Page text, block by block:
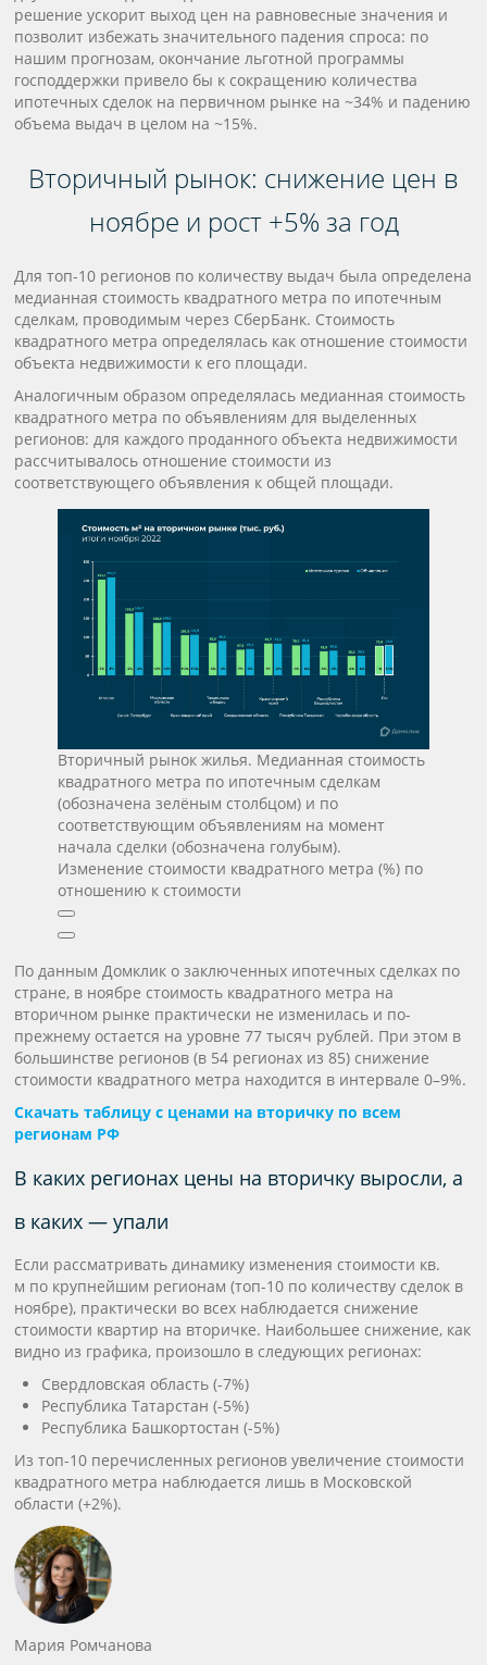
решение ускорит выход цен на равновесные значения и
позволит избежать значительного падения спроса: по
нашим прогнозам, окончание льготной программы
господдержки привело бы к сокращению количества
ипотечных сделок на первичном рынке на ~34% и падению
объема выдач в целом на ~15%.
Вторичный рынок: снижение цен в
ноябре и рост +5% за год
Для топ-10 регионов по количеству выдач была определена
медианная стоимость квадратного метра по ипотечным
сделкам, проводимым через СберБанк. Стоимость
квадратного метра определялась как отношение стоимости
объекта недвижимости к его площади.
Аналогичным образом определялась медианная стоимость
квадратного метра по объявлениям для выделенных
регионов: для каждого проданного объекта недвижимости
рассчитывалось отношение стоимости из
соответствующего объявления к общей площади.
Вторичный рынок жилья. Медианная стоимость
квадратного метра по ипотечным сделкам
(обозначена зелёным столбцом) и по
соответствующим объявлениям на момент
начала сделки (обозначена голубым).
Изменение стоимости квадратного метра (%) по
отношению к стоимости
По данным Домклик о заключенных ипотечных сделках по
стране, в ноябре стоимость квадратного метра на
вторичном рынке практически не изменилась и по-
прежнему остается на уровне 77 тысяч рублей. При этом в
большинстве регионов (в 54 регионах из 85) снижение
стоимости квадратного метра находится в интервале 0–9%.
Скачать таблицу с ценами на вторичку по всем
регионам РФ
В каких регионах цены на вторичку выросли, а
в каких — упали
Если рассматривать динамику изменения стоимости кв.
м по крупнейшим регионам (топ-10 по количеству сделок в
ноябре), практически во всех наблюдается снижение
стоимости квартир на вторичке. Наибольшее снижение, как
видно из графика, произошло в следующих регионах:
Свердловская область (-7%)
Республика Татарстан (-5%)
Республика Башкортостан (-5%)
Из топ-10 перечисленных регионов увеличение стоимости
квадратного метра наблюдается лишь в Московской
области (+2%).
Мария Ромчанова